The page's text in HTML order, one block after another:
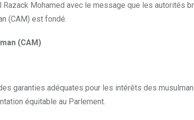
Mohamed avec le message que les autorités
(CAM) est fondé.
(CAM)
garanties adéquates pour les intérêts des
équitable au Parlement.